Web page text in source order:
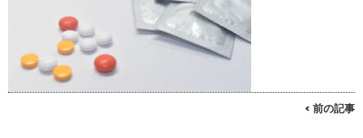
< 前の記事